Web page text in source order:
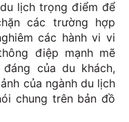
lịch trọng điểm để
các trường hợp
các hành vi vi
điệp mạnh mẽ
của du khách,
của ngành du lịch
chung trên bản đồ